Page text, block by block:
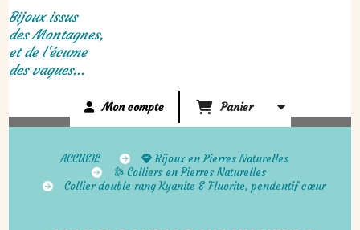
Bijoux issus
des Montagnes,
et de l'écume
des vagues...
Mon compte Panier
ACCUEIL
Bijoux en Pierres Naturelles
Colliers en Pierres Naturelles
Collier double rang Kyanite & Fluorite, pendentif cœur